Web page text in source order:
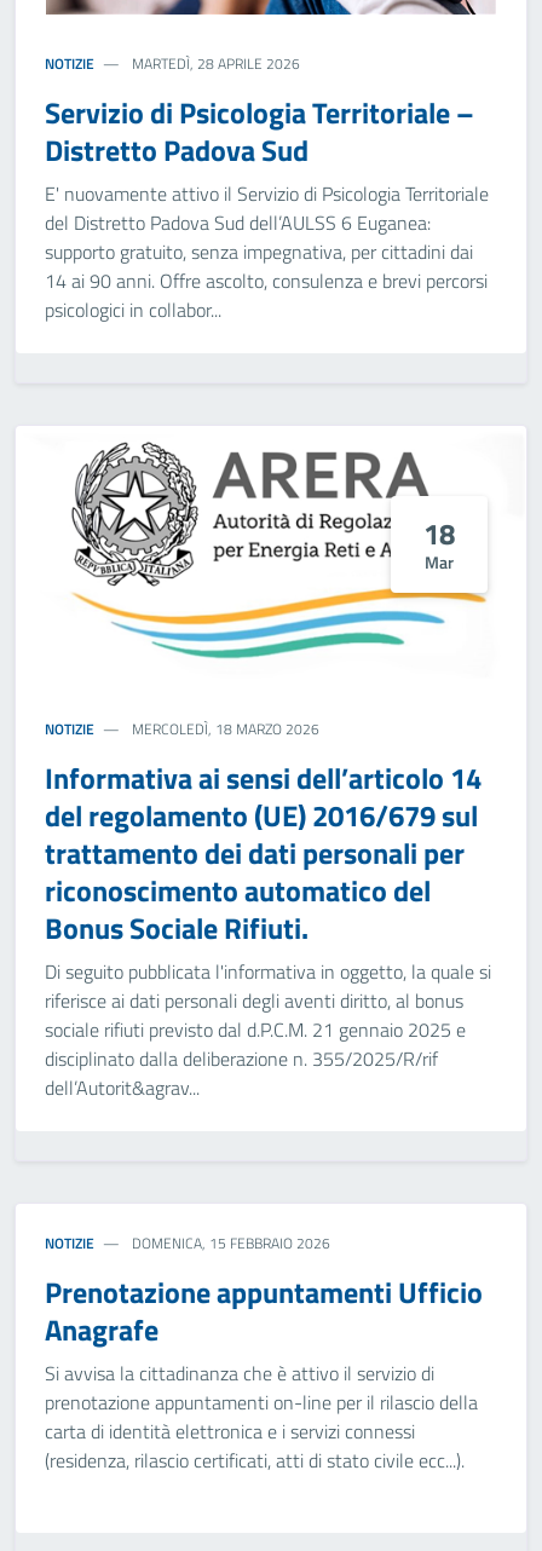
NOTIZIE MARTEDÌ, 28 APRILE 2026
Servizio di Psicologia Territoriale –
Distretto Padova Sud
E' nuovamente attivo il Servizio di Psicologia Territoriale
del Distretto Padova Sud dell’AULSS 6 Euganea:
supporto gratuito, senza impegnativa, per cittadini dai
14 ai 90 anni. Offre ascolto, consulenza e brevi percorsi
psicologici in collabor...
18
Mar
NOTIZIE MERCOLEDÌ, 18 MARZO 2026
Informativa ai sensi dell’articolo 14
del regolamento (UE) 2016/679 sul
trattamento dei dati personali per
riconoscimento automatico del
Bonus Sociale Rifiuti.
Di seguito pubblicata l'informativa in oggetto, la quale si
riferisce ai dati personali degli aventi diritto, al bonus
sociale rifiuti previsto dal d.P.C.M. 21 gennaio 2025 e
disciplinato dalla deliberazione n. 355/2025/R/rif
dell’Autorit&agrav...
NOTIZIE DOMENICA, 15 FEBBRAIO 2026
Prenotazione appuntamenti Ufficio
Anagrafe
Si avvisa la cittadinanza che è attivo il servizio di
prenotazione appuntamenti on-line per il rilascio della
carta di identità elettronica e i servizi connessi
(residenza, rilascio certificati, atti di stato civile ecc...).